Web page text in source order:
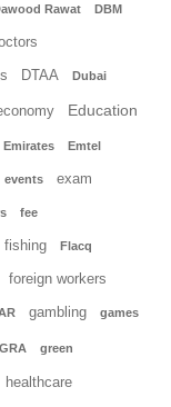
Rawat DBM
DTAA Dubai
Education
Emirates Emtel
events exam
fee
fishing Flacq
foreign workers
gambling games
GRA green
healthcare